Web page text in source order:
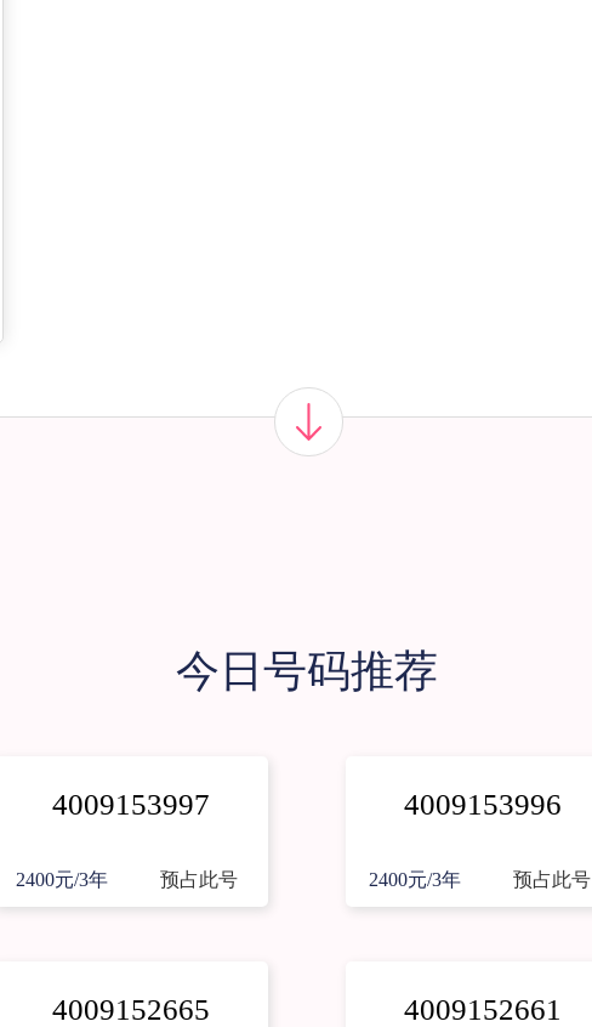
今日号码推荐
4009153997
2400元/3年 预占此号
4009153996
2400元/3年 预占此号
4009152665 4009152661